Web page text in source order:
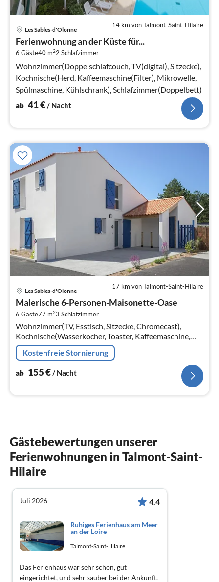
14 km von Talmont-Saint-Hilaire
Les Sables-d'Olonne
Ferienwohnung an der Küste für...
6 Gäste40 m22 Schlafzimmer
Wohnzimmer(Doppelschlafcouch, TV(digital), Sitzecke),
Kochnische(Herd, Kaffeemaschine(Filter), Mikrowelle,
Spülmaschine, Kühlschrank), Schlafzimmer(Doppelbett)
ab 41€ / Nacht
17 km von Talmont-Saint-Hilaire
Les Sables-d'Olonne
Malerische 6-Personen-Maisonette-Oase
6 Gäste77 m23 Schlafzimmer
Wohnzimmer(TV, Esstisch, Sitzecke, Chromecast),
Kochnische(Wasserkocher, Toaster, Kaffeemaschine,
Espressomaschine, Spülmaschine, , ),
Schlafzimmer(Doppelbett)
Kostenfreie Stornierung
ab 155€/ Nacht
Gästebewertungen unserer
Ferienwohnungen in Talmont-Saint-
Hilaire
Juli 2026 4.4
Ruhiges Ferienhaus am Meer
an der Loire
Talmont-Saint-Hilaire
Das Ferienhaus war sehr schön, gut
eingerichtet, und sehr sauber bei der Ankunft.